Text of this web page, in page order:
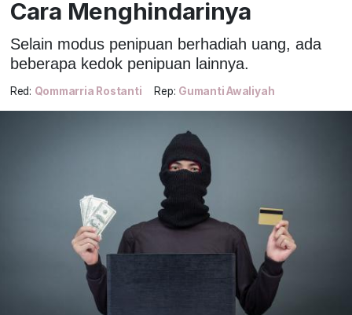
Cara Menghindarinya
Selain modus penipuan berhadiah uang, ada
beberapa kedok penipuan lainnya.
Red: Qommarria Rostanti Rep: Gumanti Awaliyah